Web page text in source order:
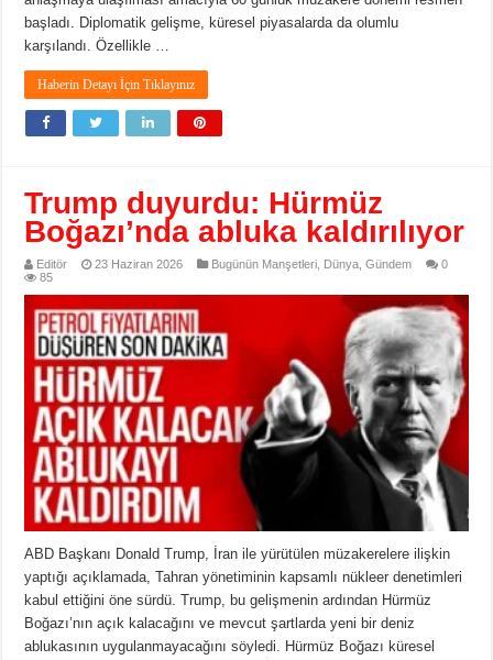
başladı. Diplomatik gelişme, küresel piyasalarda da olumlu
karşılandı. Özellikle …
Haberin Detayı İçin Tıklayınız
Trump duyurdu: Hürmüz
Boğazı’nda abluka kaldırılıyor
Editör 23 Haziran 2026 Bugünün Manşetleri Dünya ,Gündem
0
85
ABD Başkanı Donald Trump, İran ile yürütülen müzakerelere ilişkin
yaptığı açıklamada, Tahran yönetiminin kapsamlı nükleer denetimleri
kabul ettiğini öne sürdü. Trump, bu gelişmenin ardından Hürmüz
Boğazı’nın açık kalacağını ve mevcut şartlarda yeni bir deniz
ablukasının uygulanmayacağını söyledi. Hürmüz Boğazı küresel